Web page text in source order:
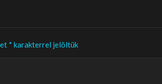
* karakterrel jelöltük